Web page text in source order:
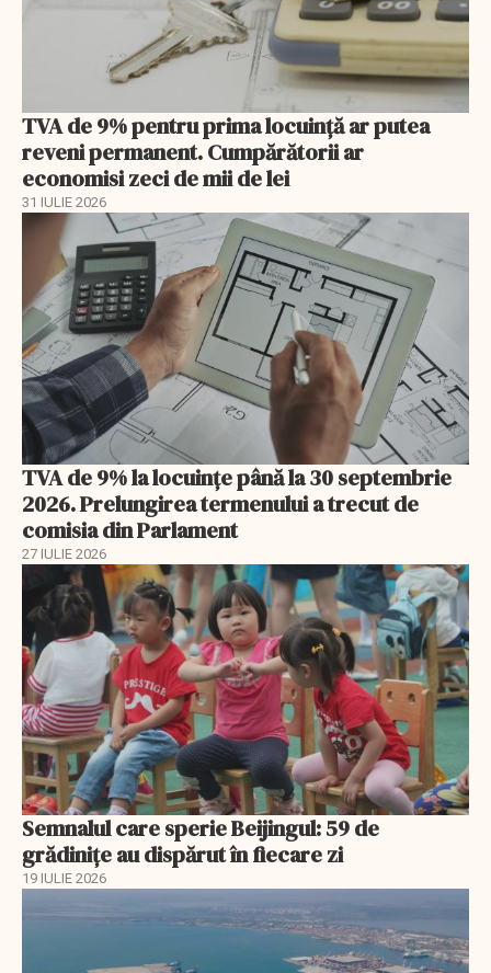
TVA de 9% pentru prima locuință ar putea
reveni permanent. Cumpărătorii ar
economisi zeci de mii de lei
31 IULIE 2026
TVA de 9% la locuințe până la 30 septembrie
2026. Prelungirea termenului a trecut de
comisia din Parlament
27 IULIE 2026
Semnalul care sperie Beijingul: 59 de
grădinițe au dispărut în fiecare zi
19 IULIE 2026